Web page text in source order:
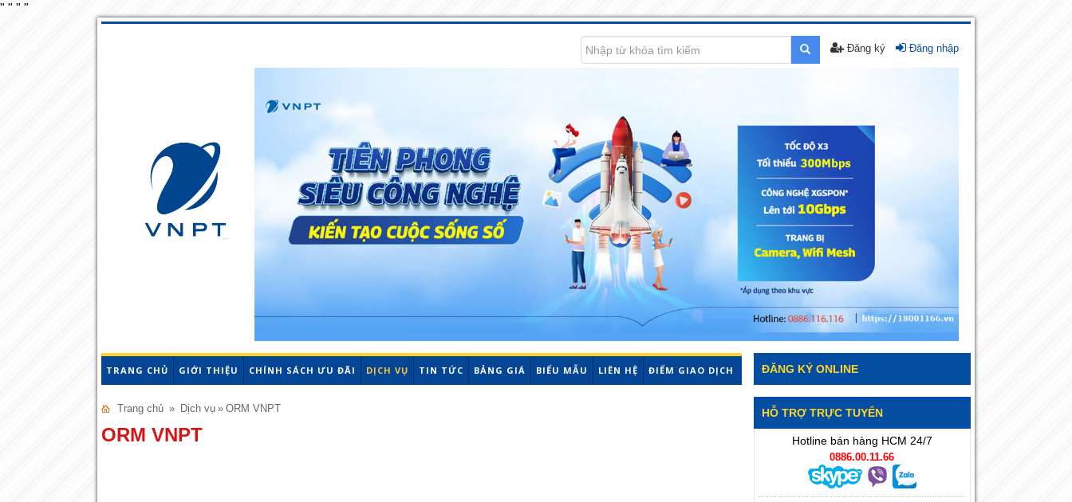
" " " "
Đăng ký Đăng nhập
TRANG CHỦ GIỚI THIỆU CHÍNH SÁCH ƯU ĐÃI DỊCH VỤ TIN TỨC BẢNG GIÁ BIỂU MẪU LIÊN HỆ ĐIỂM GIAO DỊCH
Trang chủ » Dịch vụ » ORM VNPT
ORM VNPT
ĐĂNG KÝ ONLINE
HỖ TRỢ TRỰC TUYẾN
Hotline bán hàng HCM 24/7
0886.00.11.66